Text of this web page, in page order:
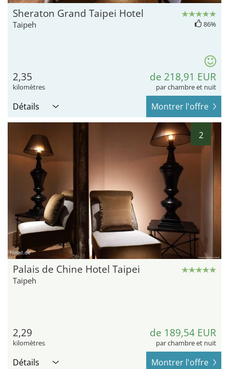
Sheraton Grand Taipei Hotel
Taipeh 86%
2,35
kilomètres
de 218,91 EUR
par chambre et nuit
Détails Montrer l'offre
2
hotel.de
Palais de Chine Hotel Taipei
Taipeh
2,29
kilomètres
de 189,54 EUR
par chambre et nuit
Détails Montrer l'offre